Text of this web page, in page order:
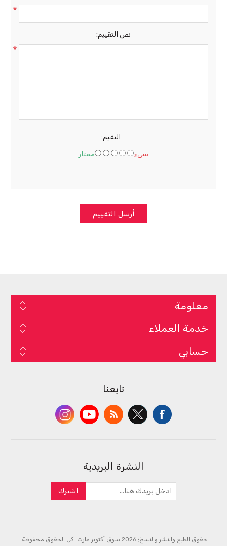
*
نص التقييم:
*
التقيم:
سىء
ممتاز
أرسل التقييم
معلومة
خدمة العملاء
حسابي
تابعنا
النشرة البريدية
اشترك
حقوق الطبع والنشر والنسخ؛ 2026 سوق أكتوبر مارت. كل الحقوق محفوظة.